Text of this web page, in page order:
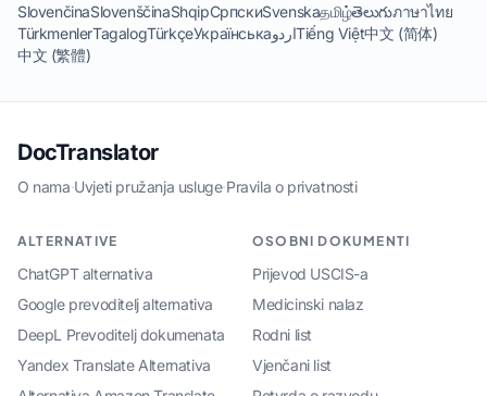
SlovenčinaSlovenščinaShqipСрпскиSvenskaதமிழ்తెలుగుภาษาไทย
TürkmenlerTagalogTürkçeУкраїнськаاردوTiếng Việt中文 (简体)
中文 (繁體)
DocTranslator
O nama·Uvjeti pružanja usluge·Pravila o privatnosti
ALTERNATIVE
ChatGPT alternativa
Google prevoditelj alternativa
DeepL Prevoditelj dokumenata
Yandex Translate Alternativa
OSOBNI DOKUMENTI
Prijevod USCIS-a
Medicinski nalaz
Rodni list
Vjenčani list